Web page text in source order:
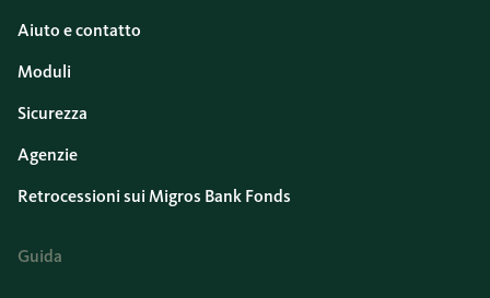
Aiuto e contatto
Moduli
Sicurezza
Agenzie
Retrocessioni sui Migros Bank Fonds
Guida